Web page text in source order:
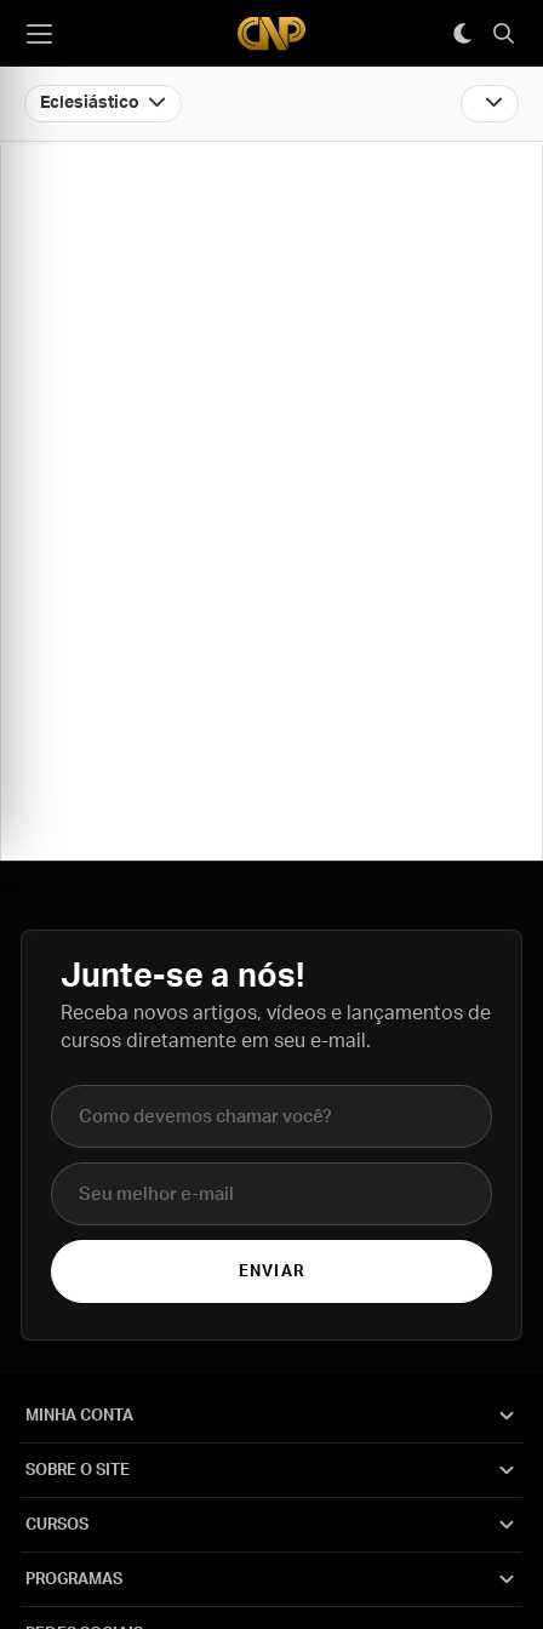
Eclesiástico
Junte-se a nós!
Receba novos artigos, vídeos e lançamentos de
cursos diretamente em seu e-mail.
Nome completo
E-mail
ENVIAR
MINHA CONTA
SOBRE O SITE
CURSOS
PROGRAMAS